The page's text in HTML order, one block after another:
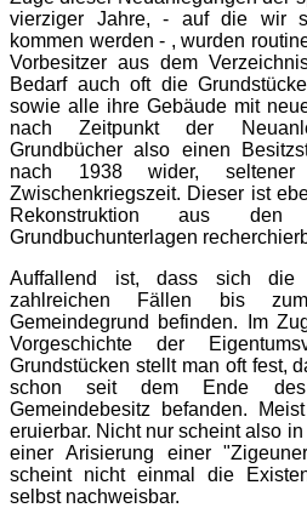
vierziger Jahre, - auf die wir
kommen werden - , wurden
Vorbesitzer aus dem
Bedarf auch oft die
sowie alle ihre Gebäude mit
nach Zeitpunkt der
Grundbücher also einen
nach 1938 wider,
Zwischenkriegszeit. Dieser ist
Rekonstruktion aus den
Grundbuchunterlagen
Auffallend ist, dass sich die
zahlreichen Fällen bis
Gemeindegrund befinden. Im
Vorgeschichte der
Grundstücken stellt man oft fest,
schon seit dem Ende
Gemeindebesitz befanden.
eruierbar. Nicht nur scheint also
einer Arisierung einer
scheint nicht einmal die
selbst nachweisbar.